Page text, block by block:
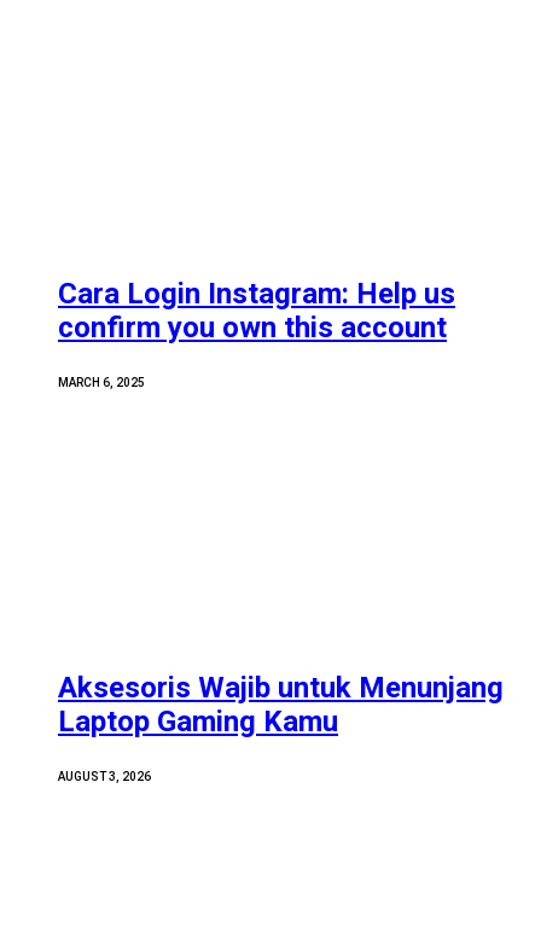
Cara Login Instagram: Help us
confirm you own this account
MARCH 6, 2025
Aksesoris Wajib untuk Menunjang
Laptop Gaming Kamu
AUGUST 3, 2026